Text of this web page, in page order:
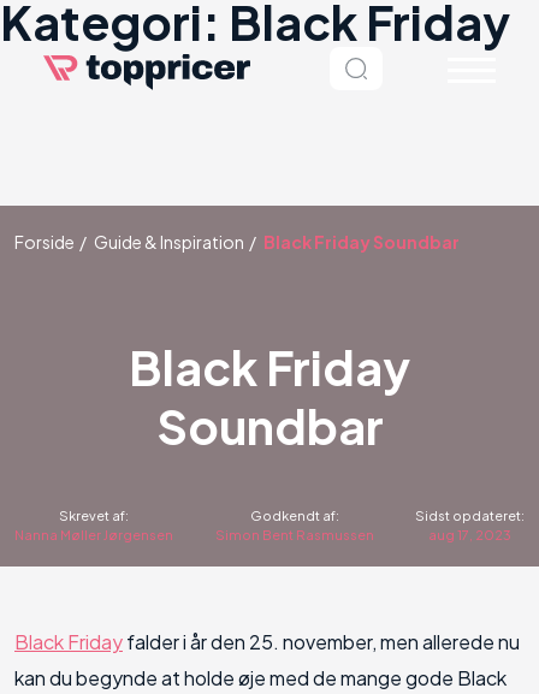
Kategori: Black Friday
Forside Guide & Inspiration Black Friday Soundbar
Black Friday
Soundbar
Skrevet af:
Nanna Møller Jørgensen
Godkendt af:
Simon Bent Rasmussen
Sidst opdateret:
aug 17, 2023
Black Fridayfalder i år den 25. november, men allerede nu
kan du begynde at holde øje med de mange gode Black